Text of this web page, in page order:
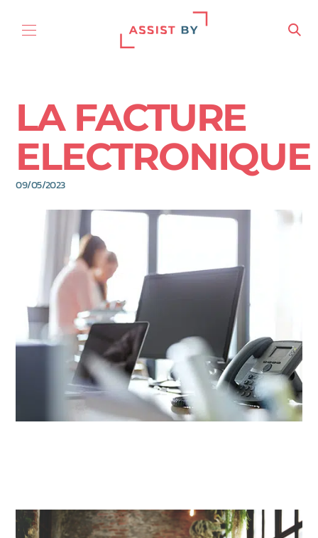
LA FACTURE
ELECTRONIQUE
09/05/2023